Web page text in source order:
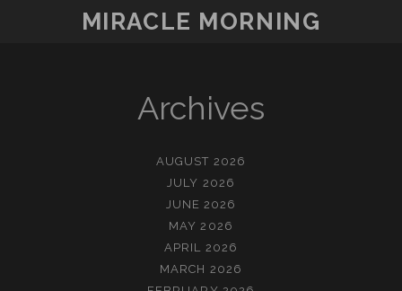
MIRACLE MORNING
Archives
AUGUST 2026
JULY 2026
JUNE 2026
MAY 2026
APRIL 2026
MARCH 2026